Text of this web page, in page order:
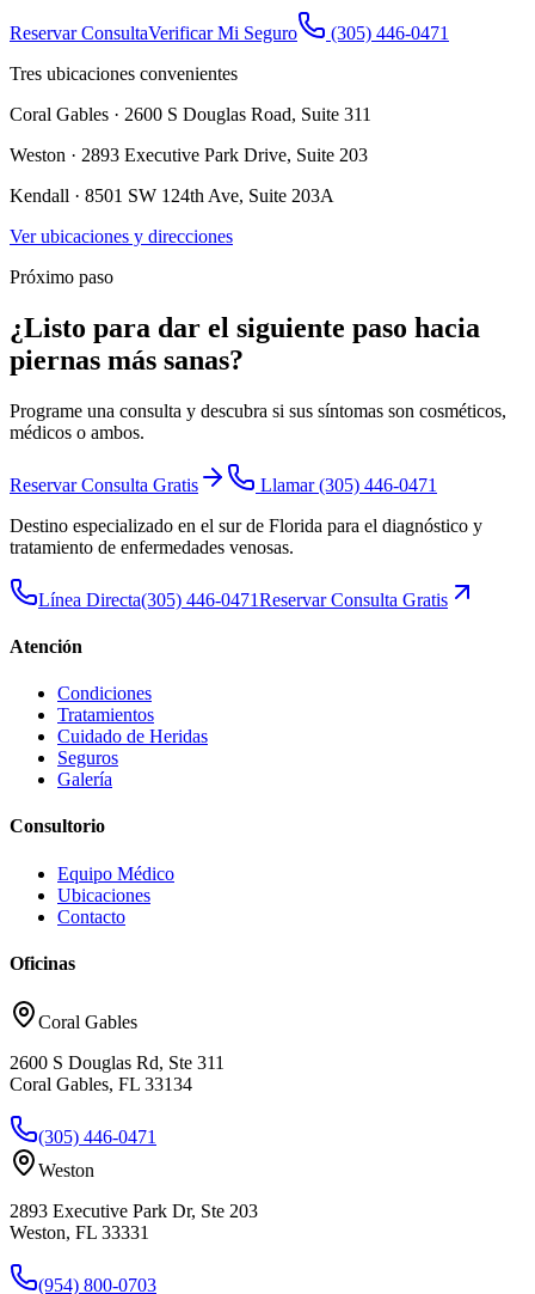
Reservar ConsultaVerificar Mi Seguro
(305) 446-0471
Tres ubicaciones convenientes
Coral Gables · 2600 S Douglas Road, Suite 311
Weston · 2893 Executive Park Drive, Suite 203
Kendall · 8501 SW 124th Ave, Suite 203A
Ver ubicaciones y direcciones
Próximo paso
¿Listo para dar el siguiente paso hacia
piernas más sanas?
Programe una consulta y descubra si sus síntomas son cosméticos,
médicos o ambos.
Reservar Consulta Gratis Llamar(305) 446-0471
Destino especializado en el sur de Florida para el diagnóstico y
tratamiento de enfermedades venosas.
Línea Directa(305) 446-0471Reservar Consulta Gratis
Atención
Condiciones
Tratamientos
Cuidado de Heridas
Seguros
Galería
Consultorio
Equipo Médico
Ubicaciones
Contacto
Oficinas
Coral Gables
2600 S Douglas Rd, Ste 311
Coral Gables, FL 33134
(305) 446-0471
Weston
2893 Executive Park Dr, Ste 203
Weston, FL 33331
(954) 800-0703